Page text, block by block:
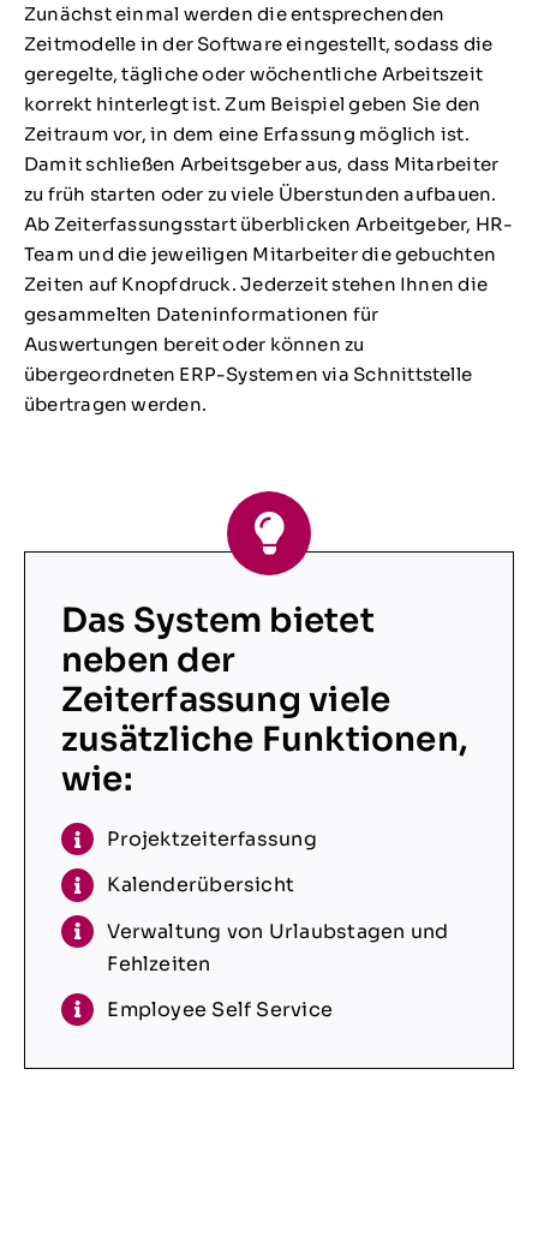
Zunächst einmal werden die entsprechenden
Zeitmodelle in der Software eingestellt, sodass die
geregelte, tägliche oder wöchentliche Arbeitszeit
korrekt hinterlegt ist. Zum Beispiel geben Sie den
Zeitraum vor, in dem eine Erfassung möglich ist.
Damit schließen Arbeitsgeber aus, dass Mitarbeiter
zu früh starten oder zu viele Überstunden aufbauen.
Ab Zeiterfassungsstart überblicken Arbeitgeber, HR-
Team und die jeweiligen Mitarbeiter die gebuchten
Zeiten auf Knopfdruck. Jederzeit stehen Ihnen die
gesammelten Dateninformationen für
Auswertungen bereit oder können zu
übergeordneten ERP-Systemen via Schnittstelle
übertragen werden.
Das System bietet
neben der
Zeiterfassung viele
zusätzliche Funktionen,
wie:
Projektzeiterfassung
Kalenderübersicht
Verwaltung von Urlaubstagen und
Fehlzeiten
Employee Self Service